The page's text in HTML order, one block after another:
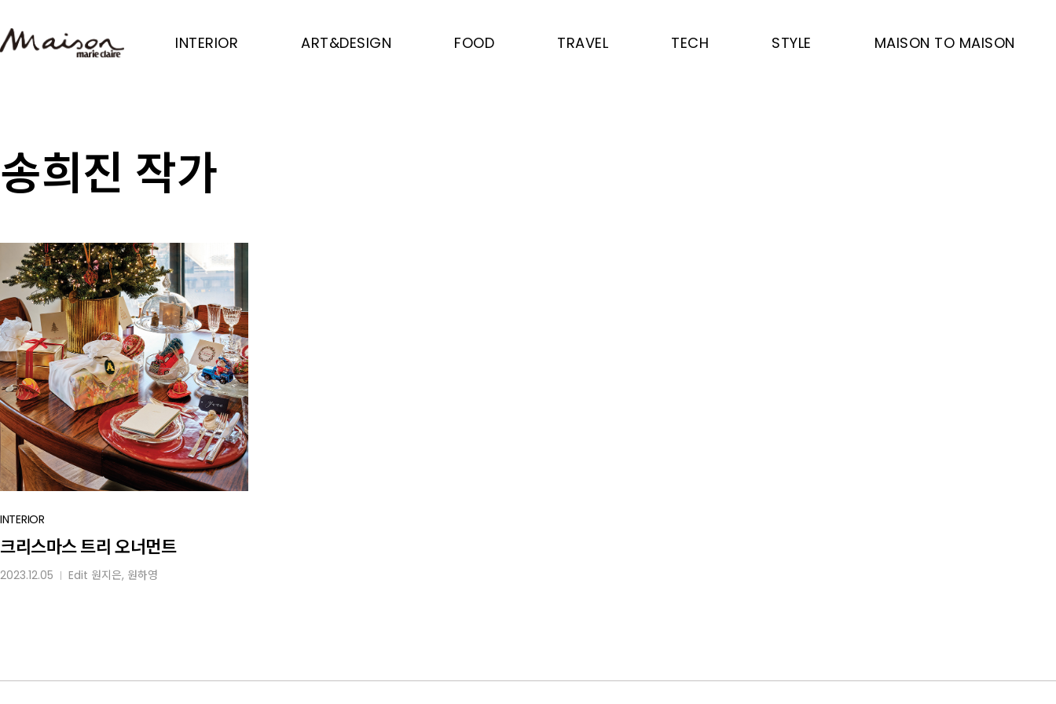
to
main
INTERIOR ART&DESIGN FOOD TRAVEL TECH STYLE MAISON TO MAISON
송희진 작가
크리스마스
트리
INTERIOR
크리스마스 트리 오너먼트
2023.12.05 Edit 원지은, 원하영